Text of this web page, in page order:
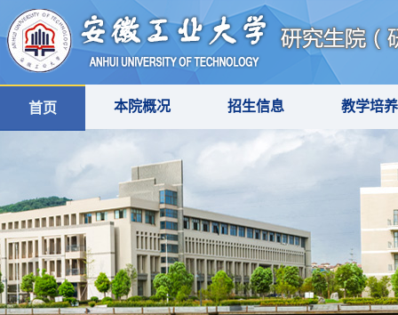
首页 本院概况 招生信息 教学培养